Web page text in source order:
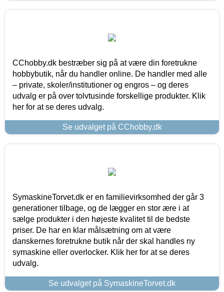
CChobby.dk bestræber sig på at være din foretrukne
hobbybutik, når du handler online. De handler med alle
– private, skoler/institutioner og engros – og deres
udvalg er på over tolvtusinde forskellige produkter. Klik
her for at se deres udvalg.
Se udvalget på CChobby.dk
SymaskineTorvet.dk er en familievirksomhed der går 3
generationer tilbage, og de lægger en stor ære i at
sælge produkter i den højeste kvalitet til de bedste
priser. De har en klar målsætning om at være
danskernes foretrukne butik når der skal handles ny
symaskine eller overlocker. Klik her for at se deres
udvalg.
Se udvalget på SymaskineTorvet.dk